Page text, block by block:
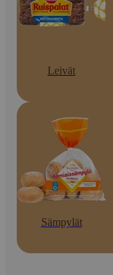
Leivät
Sämpylät